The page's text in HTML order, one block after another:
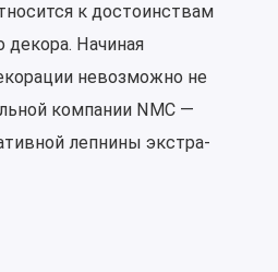
к достоинствам
декора. Начиная
невозможно не
компании NMC —
лепнины экстра-